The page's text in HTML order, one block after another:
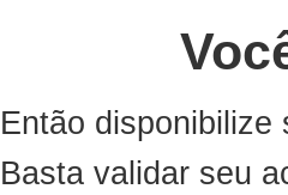
Então
Basta validar seu